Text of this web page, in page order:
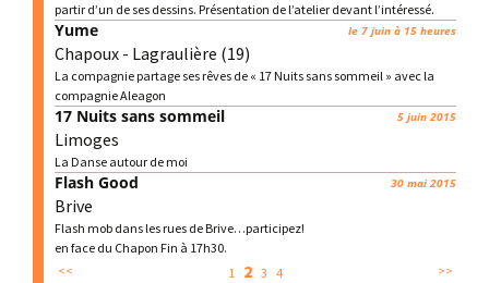
partir d’un de ses dessins. Présentation de l’atelier devant l’intéressé.
Yume le 7 juin à 15 heures
Chapoux - Lagraulière (19)
La compagnie partage ses rêves de « 17 Nuits sans sommeil » avec la
compagnie Aleagon
17 Nuits sans sommeil 5 juin 2015
Limoges
La Danse autour de moi
Flash Good 30 mai 2015
Brive
Flash mob dans les rues de Brive…participez!
en face du Chapon Fin à 17h30.
<<
1 2 3 4 >>